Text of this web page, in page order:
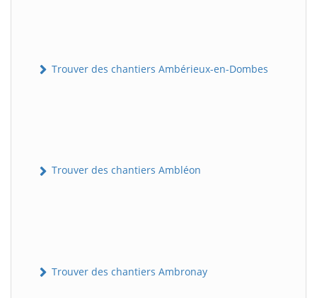
Trouver des chantiers Ambérieux-en-Dombes
Trouver des chantiers Ambléon
Trouver des chantiers Ambronay